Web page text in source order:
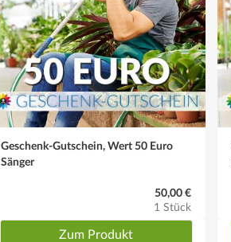
Geschenk-Gutschein, Wert 50 Euro
Sänger
50,00 €
1 Stück
Zum Produkt